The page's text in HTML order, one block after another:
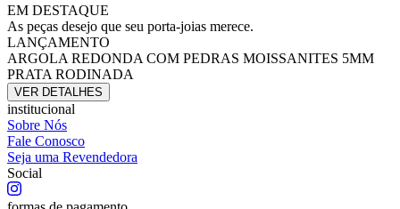
EM DESTAQUE
As peças desejo que seu porta-joias merece.
LANÇAMENTO
ARGOLA REDONDA COM PEDRAS MOISSANITES 5MM
PRATA RODINADA
VER DETALHES
institucional
Sobre Nós
Fale Conosco
Seja uma Revendedora
Social